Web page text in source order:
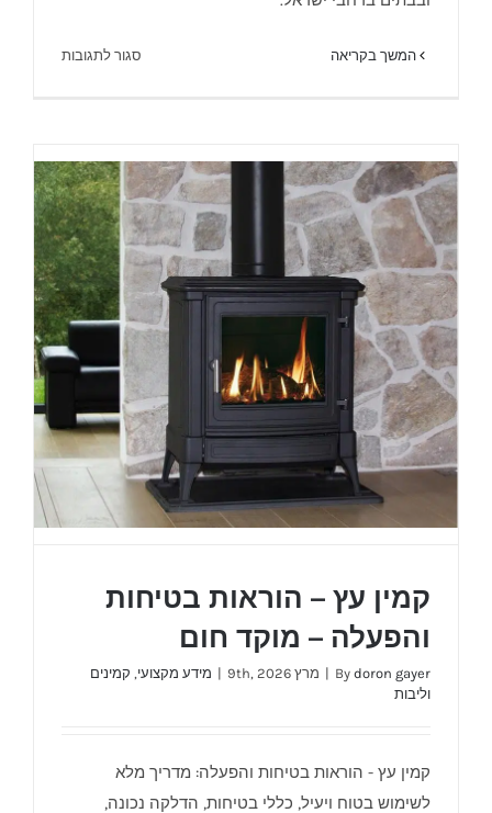
המשך בקריאה סגור לתגובותעל
–
המדריך
המלא
2025
קמין עץ – הוראות בטיחות והפעלה – מוקד חום
קמין עץ – הוראות בטיחות
והפעלה – מוקד חום
By doron gayer
| מרץ 9th, 2026 | מידע מקצועי, קמינים
וליבות
קמין עץ - הוראות בטיחות והפעלה: מדריך מלא
לשימוש בטוח ויעיל, כללי בטיחות, הדלקה נכונה,